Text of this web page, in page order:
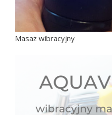
Masaż wibracyjny